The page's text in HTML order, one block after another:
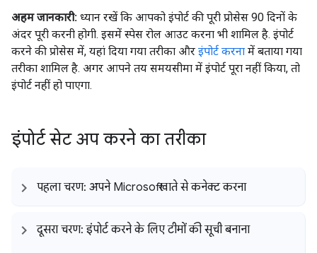
अहम जानकारी: ध्यान रखें कि आपको इंपोर्ट की पूरी प्रोसेस 90 दिनों के
अंदर पूरी करनी होगी. इसमें स्पेस रोल आउट करना भी शामिल है. इंपोर्ट
करने की प्रोसेस में, यहां दिया गया तरीका और इंपोर्ट करना में बताया गया
तरीका शामिल है. अगर आपने तय समयसीमा में इंपोर्ट पूरा नहीं किया, तो
इंपोर्ट नहीं हो पाएगा.
इंपोर्ट सेट अप करने का तरीका
पहला चरण: अपने Microsoft खाते से कनेक्ट करना
दूसरा चरण: इंपोर्ट करने के लिए टीमों की सूची बनाना